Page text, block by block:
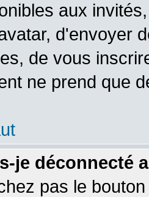
aux
d'envoyer
de vous
ne prend que
je déconnecté
pas le